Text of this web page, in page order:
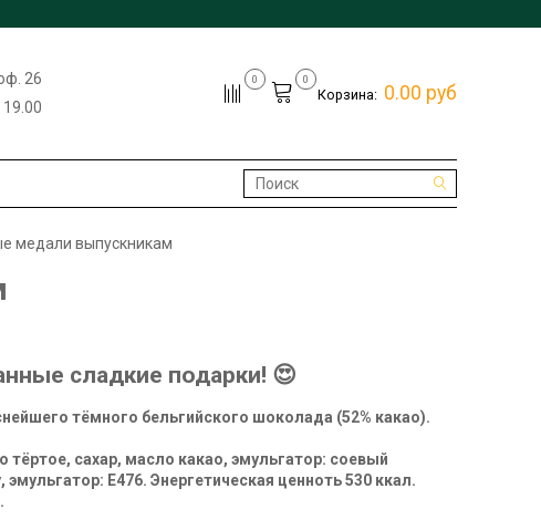
26
0 0
Корзина: 0.00 руб
медали выпускникам
сладкие подарки! 😍
тёмного бельгийского шоколада (52% какао).
сахар, масло какао, эмульгатор: соевый
Е476. Энергетическая ценноть 530 ккал.